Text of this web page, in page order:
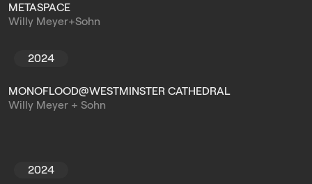
METASPACE
Willy Meyer+Sohn
2024
MONOFLOOD@WESTMINSTER CATHEDRAL
Willy Meyer + Sohn
2024